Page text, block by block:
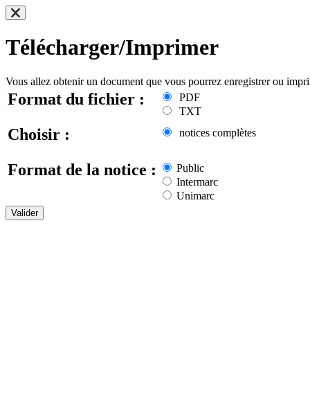
Télécharger/Imprimer
Vous allez obtenir un document que vous pourrez enregistrer ou
Format du fichier :
PDF
TXT
Choisir : notices complètes
Format de la notice :
Public
Intermarc
Unimarc